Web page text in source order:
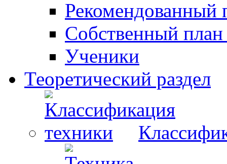
Рекомендованный
Собственный
Ученики
Теоретический раздел